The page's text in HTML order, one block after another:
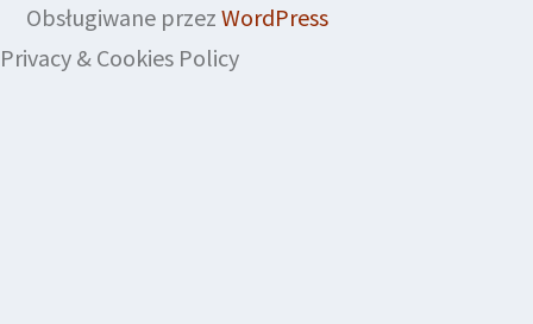
Obsługiwane przezWordPress
Privacy & Cookies Policy